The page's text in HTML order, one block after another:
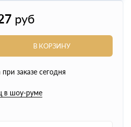
руб
В КОРЗИНУ
при заказе сегодня
в шоу-руме